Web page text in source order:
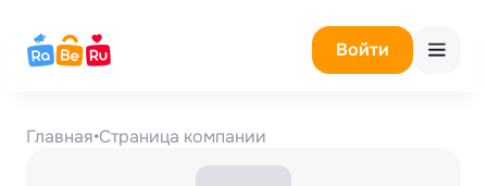
Войти
Главная•Страница компании